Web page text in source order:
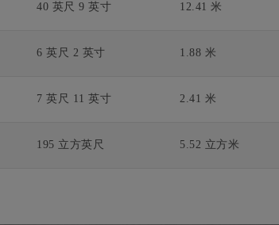
40 英尺 9 英寸 12.41 米
6 英尺 2 英寸 1.88 米
7 英尺 11 英寸 2.41 米
195 立方英尺 5.52 立方米